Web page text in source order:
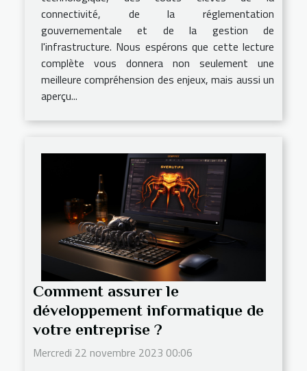
connectivité, de la réglementation
gouvernementale et de la gestion de
l'infrastructure. Nous espérons que cette lecture
complète vous donnera non seulement une
meilleure compréhension des enjeux, mais aussi un
aperçu...
Comment assurer le
développement informatique de
votre entreprise ?
Mercredi 22 novembre 2023 00:06